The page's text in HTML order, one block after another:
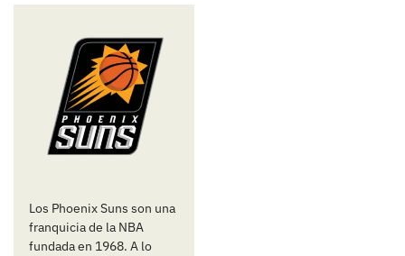
Los Phoenix Suns son una
franquicia de la NBA
fundada en 1968. A lo